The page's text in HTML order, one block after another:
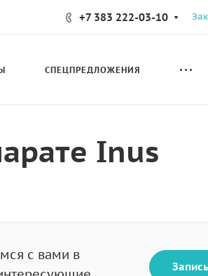
+7 383 222-03-10
СПЕЦПРЕДЛОЖЕНИЯ
Inus
с вами в